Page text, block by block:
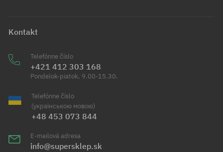
Kontakt
Telefónne číslo
+421 412 303 168
Pondelok-piatok, 9.00-15.30.
Telefónne číslo
(українською мовою)
+48 453 073 844
E-mailová adresa
info@supersklep.sk